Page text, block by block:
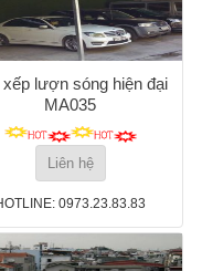
xếp lượn sóng hiện đại
MA035
Liên hệ
0973.23.83.83